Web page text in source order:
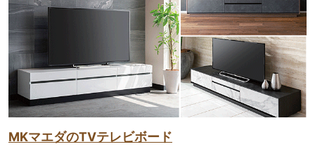
MKマエダのTVテレビボード